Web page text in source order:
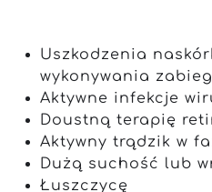
Uszkodzenia
wykonywania
Aktywne infekcje
Doustną terapię
Aktywny trądzik w
Dużą suchość lub
Łuszczycę